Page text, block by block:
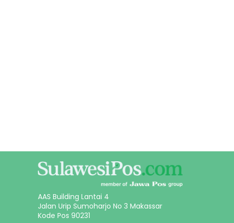
AAS Building Lantai 4
Jalan Urip Sumoharjo No 3 Makassar
Kode Pos 90231